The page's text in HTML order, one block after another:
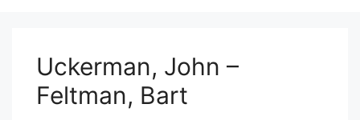
Uckerman, John –
Feltman, Bart